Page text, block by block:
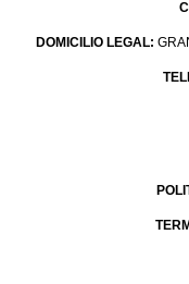
DOMICILIO LEGAL: